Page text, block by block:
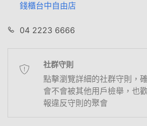
錢櫃台中自由店
04 2223 6666
社群守則
點擊瀏覽詳細的社群守則，
會不會被其他用戶檢舉，也
報違反守則的聚會